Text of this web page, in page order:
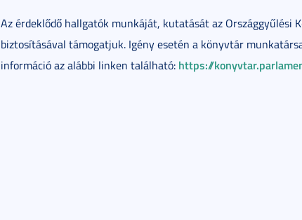
Az érdeklődő hallgatók munkáját, kutatását az Országgyűlési
biztosításával támogatjuk. Igény esetén a könyvtár
információ az alábbi linken található: https://